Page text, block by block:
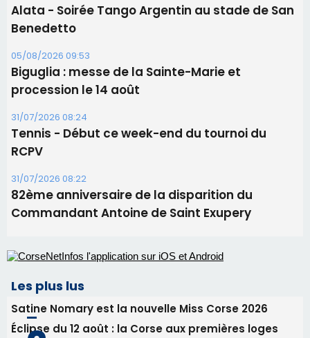
31/07/2026 08:22
82ème anniversaire de la disparition du
Commandant Antoine de Saint Exupery
Les plus lus
Satine Nomary est la nouvelle Miss Corse 2026
d'un spectacle qui ne reviendra pas avant 2081
Éclipse du 12 août : Où s'installer en Corse pour
profiter pleinement du spectacle ?
consommation en recul dans les restaurants
face à une nouvelle escroquerie au faux vendeur de
vin